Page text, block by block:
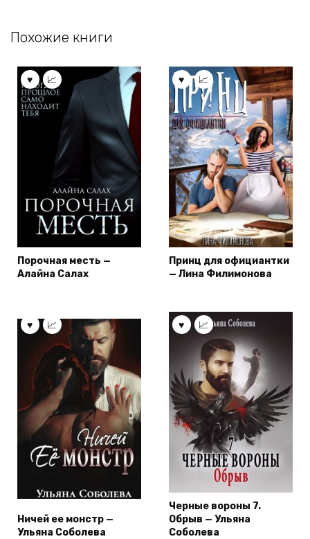
Похожие книги
Порочная месть —
Алайна Салах
Принц для официантки
— Лина Филимонова
Ничей ее монстр —
Ульяна Соболева
Черные вороны 7.
Обрыв — Ульяна
Соболева